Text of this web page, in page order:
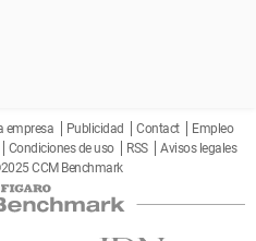
empresa Publicidad Contact
Empleo
Condiciones de uso RSS
Avisos legales
CCM Benchmark